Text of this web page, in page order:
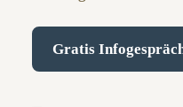
Gratis